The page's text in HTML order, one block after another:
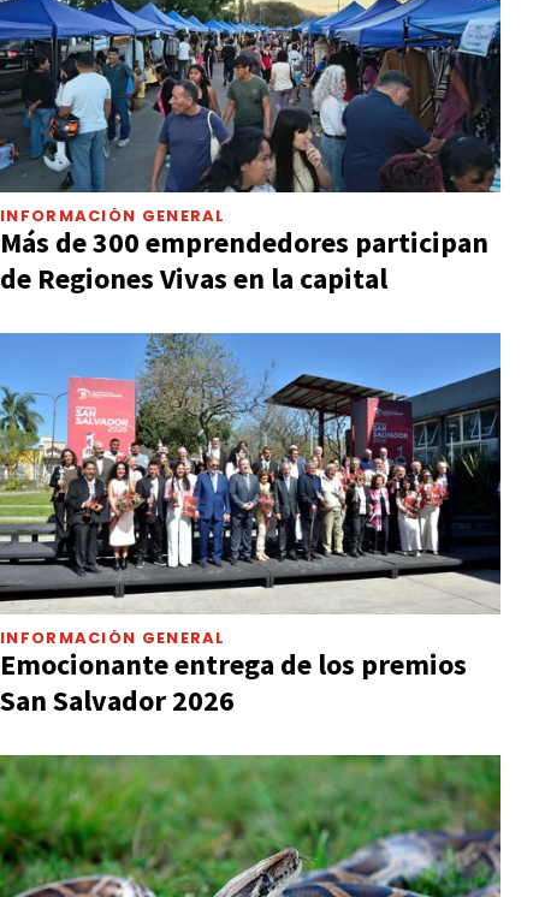
INFORMACIÓN GENERAL
Más de 300 emprendedores participan
de Regiones Vivas en la capital
INFORMACIÓN GENERAL
Emocionante entrega de los premios
San Salvador 2026